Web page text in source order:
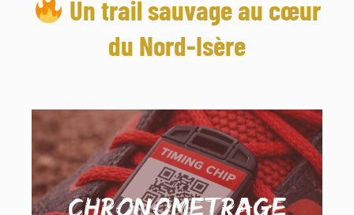
Un trail sauvage au cœur
du Nord-Isère
Chronometrage